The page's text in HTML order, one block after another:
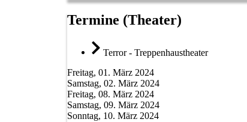
Termine (Theater)
Terror - Treppenhaustheater
Freitag, 01. März 2024
Samstag, 02. März 2024
Freitag, 08. März 2024
Samstag, 09. März 2024
Sonntag, 10. März 2024